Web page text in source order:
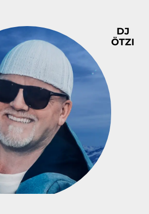
DJ
ÖTZI